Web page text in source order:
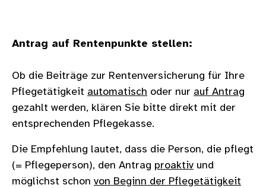
Antrag auf Rentenpunkte stellen:
Ob die Beiträge zur Rentenversicherung für Ihre
Pflegetätigkeit automatisch oder nur auf Antrag
gezahlt werden, klären Sie bitte direkt mit der
entsprechenden Pflegekasse.
Die Empfehlung lautet, dass die Person, die pflegt
(= Pflegeperson), den Antrag proaktiv und
möglichst schon von Beginn der Pflegetätigkeit